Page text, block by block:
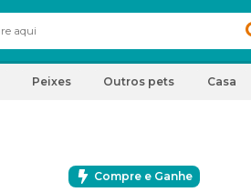
Peixes Outros pets Casa
Compre e Ganhe